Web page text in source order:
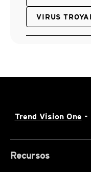
VIRUS
Trend Vision One -
Recursos